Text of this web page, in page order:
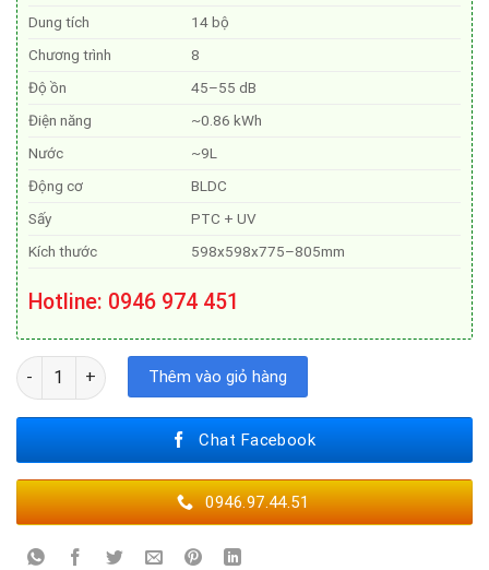
Dung tích
14 bộ
Chương trình
8
Độ ồn
45–55 dB
Điện năng
~0.86 kWh
Nước
~9L
Động cơ
BLDC
Sấy
PTC + UV
Kích thước
598x598x775–805mm
Hotline: 0946 974 451
Máy Rửa Bát Eurosun SMS78EU81B số lượng
Thêm vào giỏ hàng
Chat Facebook
0946.97.44.51